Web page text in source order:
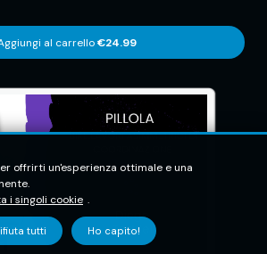
al carrello€24.99
offrirti un'esperienza ottimale e una
i singoli cookie .
tutti Ho capito!